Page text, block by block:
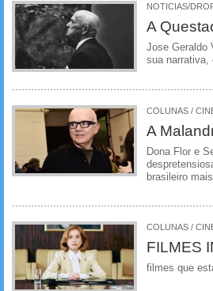
NOTICIAS/
A
Jose Geraldo
sua narrativa,
COLUNAS /
A
Dona Flor e
brasileiro
COLUNAS /
FILMES
filmes que